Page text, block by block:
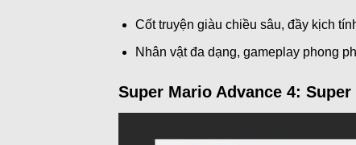
Cốt truyện giàu chiều sâu, đầy kịch
Nhân vật đa dạng, gameplay phong
Super Mario Advance 4: